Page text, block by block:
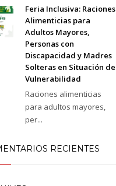
Feria Inclusiva: Raciones
Alimenticias para
Adultos Mayores,
Personas con
Discapacidad y Madres
Solteras en Situación de
Vulnerabilidad
Raciones alimenticias
para adultos mayores,
per...
RECIENTES